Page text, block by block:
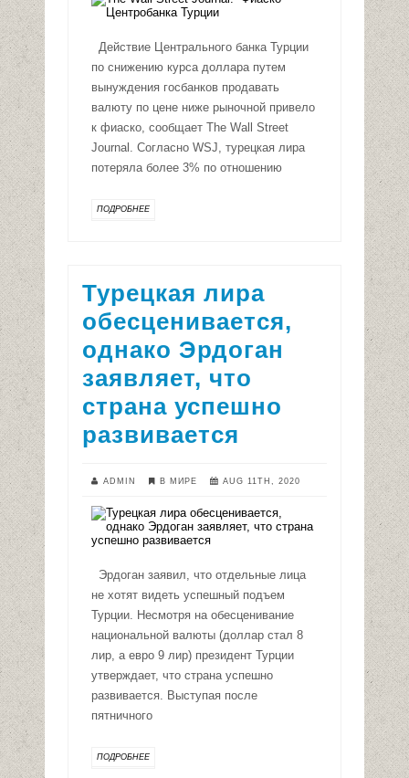
Действие Центрального банка Турции
по снижению курса доллара путем
вынуждения госбанков продавать
валюту по цене ниже рыночной привело
к фиаско, сообщает The Wall Street
Journal. Согласно WSJ, турецкая лира
потеряла более 3% по отношению
ПОДРОБНЕЕ
Турецкая лира
обесценивается,
однако Эрдоган
заявляет, что
страна успешно
развивается
ADMIN В МИРЕ AUG 11TH, 2020
Эрдоган заявил, что отдельные лица
не хотят видеть успешный подъем
Турции. Несмотря на обесценивание
национальной валюты (доллар стал 8
лир, а евро 9 лир) президент Турции
утверждает, что страна успешно
развивается. Выступая после
пятничного
ПОДРОБНЕЕ